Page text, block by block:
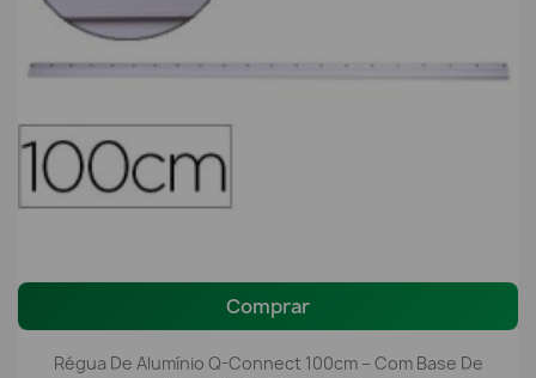
Comprar
Régua De Alumínio Q-Connect 100cm – Com Base De